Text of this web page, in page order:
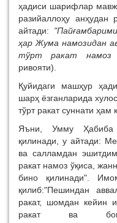
ҳадиси шарифлар
разийаллоҳу анҳудан
айтади:
ҳар Жума намозидан
тўрт ракат намоз
ривояти).
Қуйидаги машҳур
шарҳ ёзганларида
тўрт ракат суннати ҳам
Яъни, Умму Ҳабиба
қилинади, у айтади:
ва салламдан
ракат намоз ўқиса,
бино қилинади".
қилиб:"Пешиндан
ракат, шомдан кейин
ракат ва